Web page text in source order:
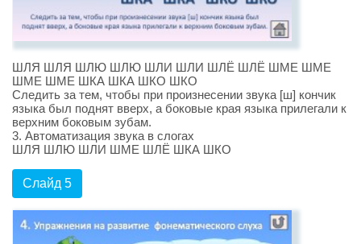
ШЛЯ ШЛЯ ШЛЮ ШЛЮ ШЛИ ШЛИ ШЛЁ ШЛЁ ШМЕ ШМЕ
ШМЕ ШМЕ ШКА ШКА ШКО ШКО
Следить за тем, чтобы при произнесении звука [ш] кончик
языка был поднят вверх, а боковые края языка прилегали к
верхним боковым зубам.
3. Автоматизация звука в слогах
ШЛЯ ШЛЮ ШЛИ ШМЕ ШЛЁ ШКА ШКО
Слайд 5